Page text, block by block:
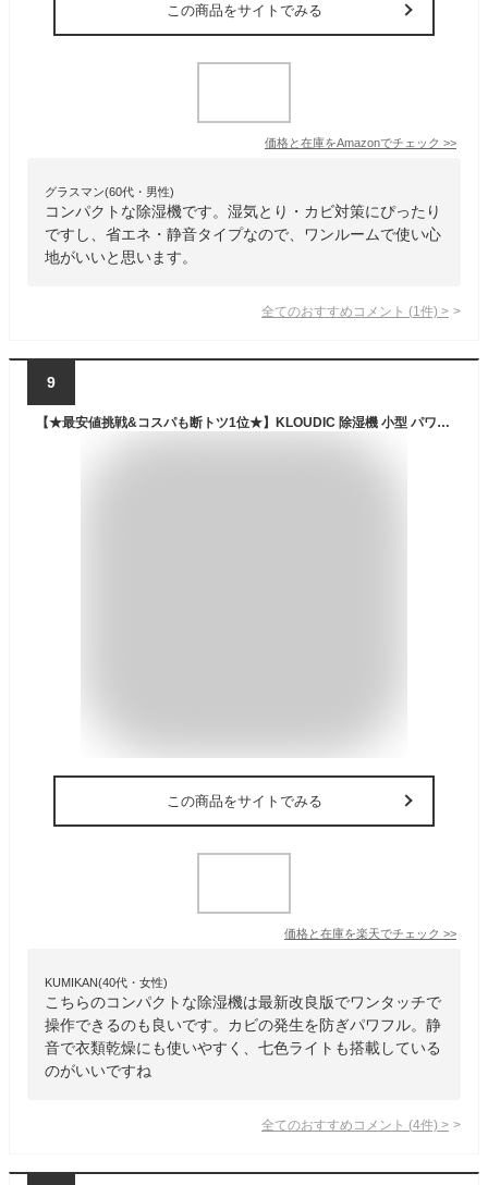
この商品をサイトでみる
価格と在庫をAmazonでチェック >>
グラスマン(60代・男性)
コンパクトな除湿機です。湿気とり・カビ対策にぴったり
ですし、省エネ・静音タイプなので、ワンルームで使い心
地がいいと思います。
全てのおすすめコメント (1 件) >
9
【★最安値挑戦&コスパも断トツ1位★】KLOUDIC 除湿機 小型 パワフル除湿 部屋干し クローゼット除湿 除湿器 コンパクト 半導体式 ワンタッチ操作 カビ防止 梅雨対策 強力除湿 静音 衣類乾燥 お米置き場 七色ライト 750ml水タン ク ペルチェ 省エネ 寝室 脱衣所 洗面台 浴室
この商品をサイトでみる
価格と在庫を楽天でチェック >>
KUMIKAN(40代・女性)
こちらのコンパクトな除湿機は最新改良版でワンタッチで
操作できるのも良いです。カビの発生を防ぎパワフル。静
音で衣類乾燥にも使いやすく、七色ライトも搭載している
のがいいですね
全てのおすすめコメント (4件) >